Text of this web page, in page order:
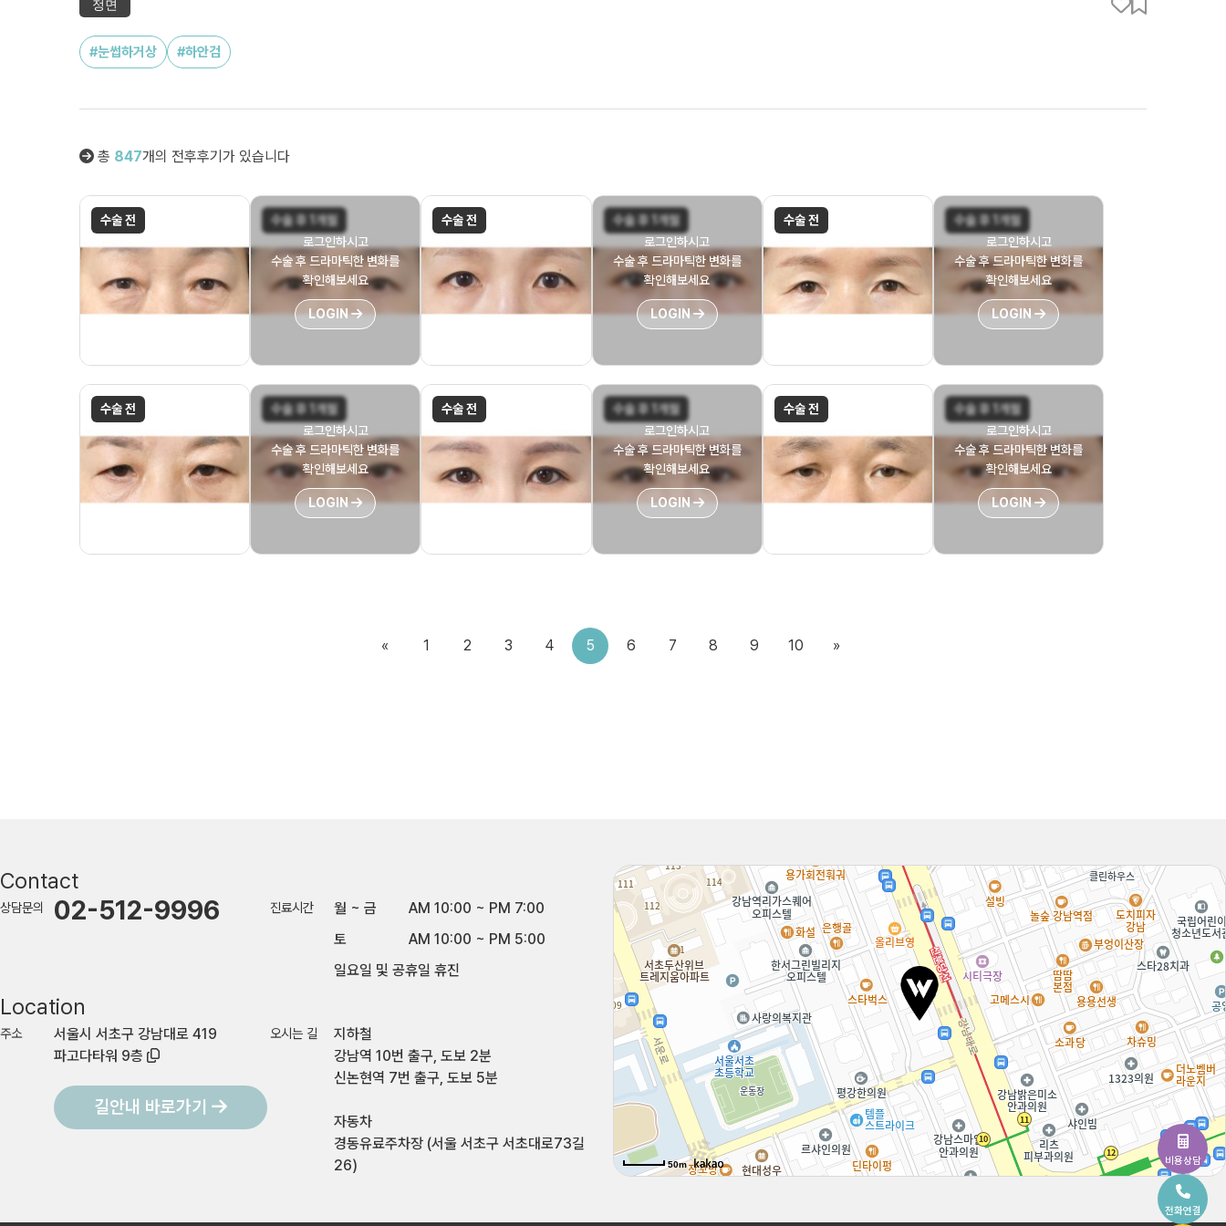
비용상담
전화연결
정면
#눈썹하거상 #하안검
총 847개의 전후후기가 있습니다
수술 전
수술 후 1개월
로그인하시고
수술 후 드라마틱한 변화를
확인해보세요
LOGIN
수술 전
수술 후 1개월
로그인하시고
수술 후 드라마틱한 변화를
확인해보세요
LOGIN
수술 전
수술 후 1개월
로그인하시고
수술 후 드라마틱한 변화를
확인해보세요
LOGIN
수술 전
수술 후 1개월
로그인하시고
수술 후 드라마틱한 변화를
확인해보세요
LOGIN
수술 전
수술 후 1개월
로그인하시고
수술 후 드라마틱한 변화를
확인해보세요
LOGIN
수술 전
수술 후 1개월
로그인하시고
수술 후 드라마틱한 변화를
확인해보세요
LOGIN
« 1 2 3 4 5 6 7 8 9 10 »
Contact
상담문의 02-512-9996 진료시간 월 ~ 금
AM 10:00 ~ PM 7:00
토
AM 10:00 ~ PM 5:00
일요일 및 공휴일 휴진
Location
주소
서울시 서초구 강남대로 419
파고다타워 9층
길안내 바로가기
오시는 길
지하철
강남역 10번 출구, 도보 2분
신논현역 7번 출구, 도보 5분
자동차
경동유료주차장 (서울 서초구 서초대로73길
26)
50m
50m